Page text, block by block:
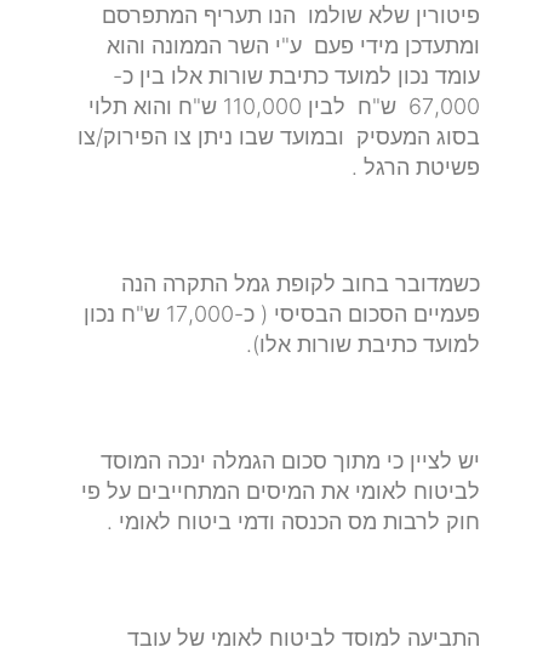
פיטורין שלא שולמו הנו תעריף המתפרסם
ומתעדכן מידי פעם ע"י השר הממונה והוא
עומד נכון למועד כתיבת שורות אלו בין כ-
67,000 ש"ח לבין 110,000 ש"ח והוא תלוי
בסוג המעסיק ובמועד שבו ניתן צו הפירוק/צו
פשיטת הרגל .
כשמדובר בחוב לקופת גמל התקרה הנה
פעמיים הסכום הבסיסי ( כ-17,000 ש"ח נכון
למועד כתיבת שורות אלו).
יש לציין כי מתוך סכום הגמלה ינכה המוסד
לביטוח לאומי את המיסים המתחייבים על פי
חוק לרבות מס הכנסה ודמי ביטוח לאומי .
התביעה למוסד לביטוח לאומי של עובד